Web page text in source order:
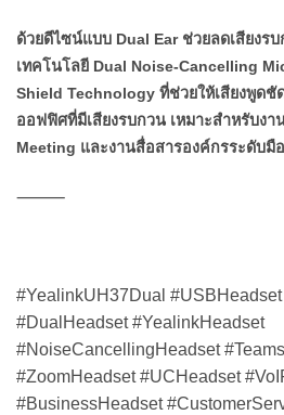
ด้วยดีไซน์แบบ Dual Ear ช่วยลดเสียงร
เทคโนโลยี Dual Noise-Cancelling
Shield Technology ที่ช่วยให้เสียงพูดชั
ออฟฟิศที่มีเสียงรบกวน เหมาะสำหรับงา
Meeting และงานสื่อสารองค์กรระดับมื
⸻
#YealinkUH37Dual
#DualHeadset #YealinkHeadset
#NoiseCancellingHeadset
#ZoomHeadset #UCHeadset
#BusinessHeadset